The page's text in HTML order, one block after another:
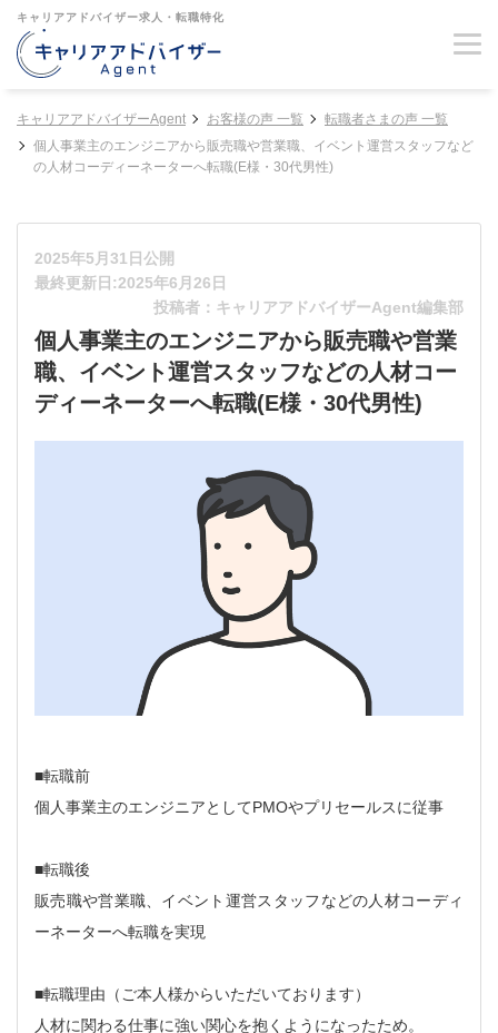
キャリアアドバイザー求人・転職特化
キャリアアドバイザーAgent お客様の声 一覧
転職者さまの声 一覧
個人事業主のエンジニアから販売職や営業職、イベント運営スタッフなど
の人材コーディーネーターへ転職(E様・30代男性)
2025年5月31日公開
最終更新日:2025年6月26日
投稿者：キャリアアドバイザーAgent編集部
個人事業主のエンジニアから販売職や営業
職、イベント運営スタッフなどの人材コー
ディーネーターへ転職(E様・30代男性)
■転職前
個人事業主のエンジニアとしてPMOやプリセールスに従事
■転職後
販売職や営業職、イベント運営スタッフなどの人材コーディ
ーネーターへ転職を実現
■転職理由（ご本人様からいただいております）
人材に関わる仕事に強い関心を抱くようになったため。